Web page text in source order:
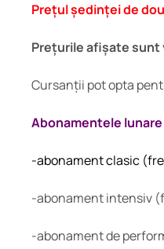
Prețul ședinței de
Prețurile afișate sunt
Cursanții pot opta
Abonamentele lunare
-abonament clasic
-abonament intensiv
-abonament de